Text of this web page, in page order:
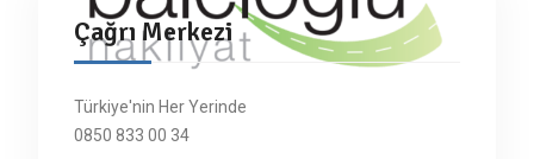
Çağrı Merkezi
Türkiye'nin Her Yerinde
0850 833 00 34